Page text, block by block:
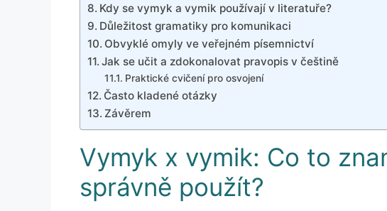
Kdy se vymyk a vymik používají v literatuře?
Důležitost gramatiky pro komunikaci
Obvyklé omyly ve veřejném písemnictví
Jak se učit a zdokonalovat pravopis v češtině
Praktické cvičení pro osvojení
Často kladené otázky
Závěrem
Vymyk x vymik: Co to
správně použít?